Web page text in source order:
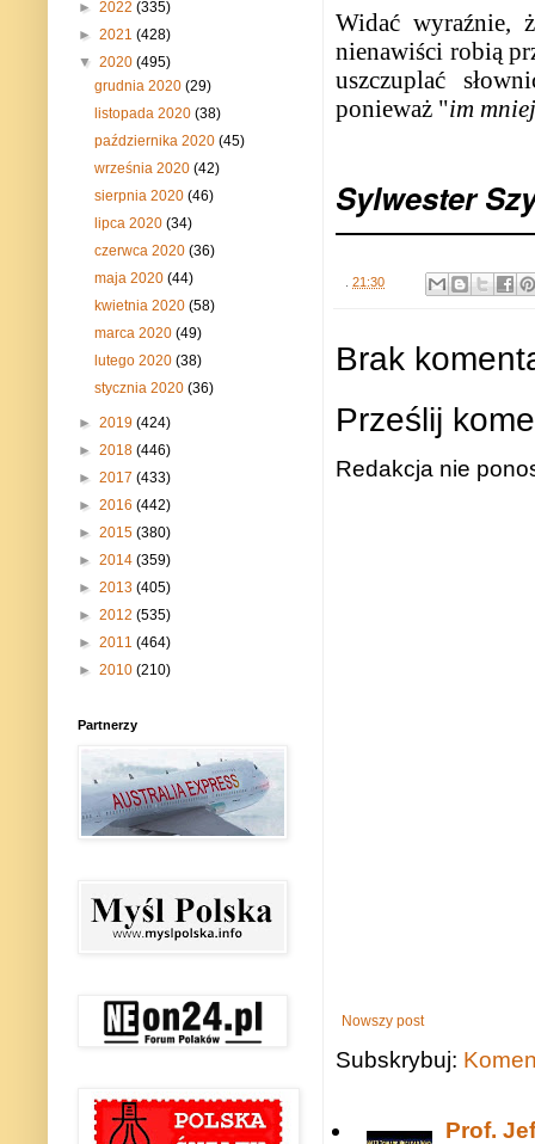
Widać wyraźnie,
nienawiści robią
uszczuplać
ponieważ "im
Sylwester
21:30
Brak
Prześlij
Redakcja nie
Nowszy post
Subskrybuj:
Prof.
► 2022 (335)
► 2021 (428)
▼ 2020 (495)
grudnia 2020(29)
listopada 2020(38)
października 2020(45)
września 2020(42)
sierpnia 2020(46)
lipca 2020(34)
czerwca 2020(36)
maja 2020(44)
kwietnia 2020(58)
marca 2020(49)
lutego 2020(38)
stycznia 2020(36)
► 2019 (424)
► 2018 (446)
► 2017 (433)
► 2016 (442)
► 2015 (380)
► 2014 (359)
► 2013 (405)
► 2012 (535)
► 2011 (464)
► 2010 (210)
Partnerzy